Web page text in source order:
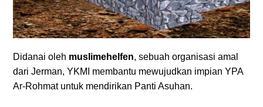
Didanai oleh muslimehelfen, sebuah organisasi amal
dari Jerman, YKMI membantu mewujudkan impian YPA
Ar-Rohmat untuk mendirikan Panti Asuhan.